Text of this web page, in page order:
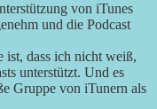
von iTunes
und die Podcast
ist, dass ich nicht weiß,
unterstützt. Und es
Gruppe von iTunern als